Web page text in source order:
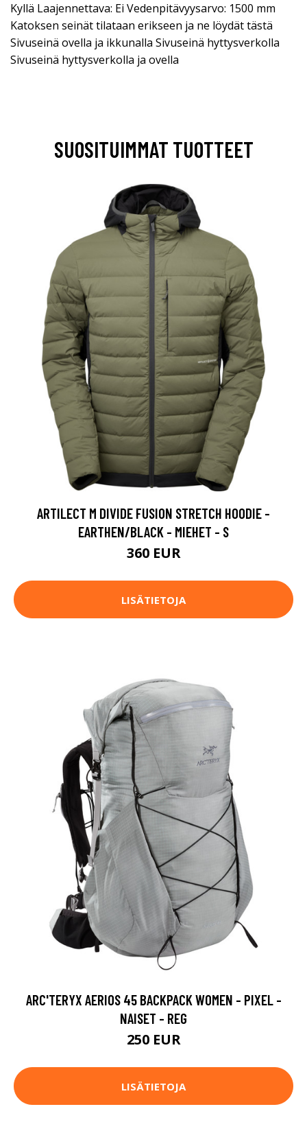
Kyllä Laajennettava: Ei Vedenpitävyysarvo: 1500 mm
Katoksen seinät tilataan erikseen ja ne löydät tästä
Sivuseinä ovella ja ikkunalla Sivuseinä hyttysverkolla
Sivuseinä hyttysverkolla ja ovella
SUOSITUIMMAT TUOTTEET
ARTILECT M DIVIDE FUSION STRETCH HOODIE -
EARTHEN/BLACK - MIEHET - S
360 EUR
LISÄTIETOJA
ARC'TERYX AERIOS 45 BACKPACK WOMEN - PIXEL -
NAISET - REG
250 EUR
LISÄTIETOJA